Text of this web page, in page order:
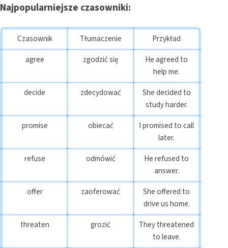
Najpopularniejsze czasowniki:
Czasownik Tłumaczenie
Przykład
agree
zgodzić się
He agreed to
help me.
decide
zdecydować
She decided to
study harder.
promise
obiecać
I promised to call
later.
refuse
odmówić
He refused to
answer.
offer
zaoferować
She offered to
drive us home.
threaten
grozić
They threatened
to leave.